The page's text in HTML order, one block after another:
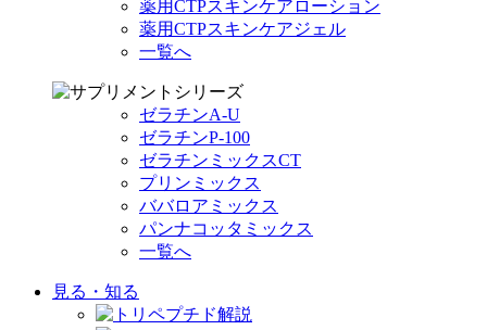
薬用CTPスキンケアローション
薬用CTPスキンケアジェル
一覧へ
ゼラチンA-U
ゼラチンP-100
ゼラチンミックスCT
プリンミックス
ババロアミックス
パンナコッタミックス
一覧へ
見る・知る